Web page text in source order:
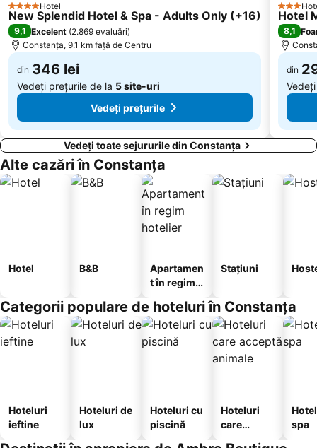
Tăbăcărie
Delfinariul Constanța
Unirii
4 SteleHotel
New Splendid Hotel & Spa - Adults Only (+16)
9,1 Excelent (2.869 evaluări)
Constanța, 9.1 km faţă de Centru
din 346 lei
Vedeți prețurile de la 5 site-uri
Vedeți prețurile
3 Stele
Hotel
8,1
din
Vedeți toate sejururile din Constanța
Alte cazări în Constanța
Hotel B&B
Apartamen
t în regim
Stațiuni
Categorii populare de hoteluri în Constanța
Hoteluri
ieftine
Hoteluri de
lux
Hoteluri cu
piscină
Hoteluri
care
spa